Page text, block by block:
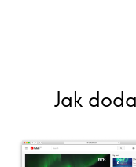
Jak